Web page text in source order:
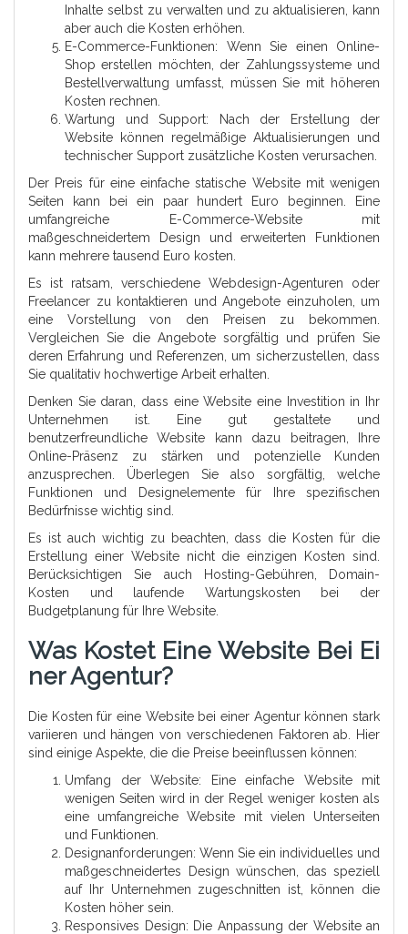
Inhalte selbst zu verwalten und zu aktualisieren, kann
aber auch die Kosten erhöhen.
E-Commerce-Funktionen: Wenn Sie einen Online-
Shop erstellen möchten, der Zahlungssysteme und
Bestellverwaltung umfasst, müssen Sie mit höheren
Kosten rechnen.
Wartung und Support: Nach der Erstellung der
Website können regelmäßige Aktualisierungen und
technischer Support zusätzliche Kosten verursachen.
Der Preis für eine einfache statische Website mit wenigen
Seiten kann bei ein paar hundert Euro beginnen. Eine
umfangreiche E-Commerce-Website mit
maßgeschneidertem Design und erweiterten Funktionen
kann mehrere tausend Euro kosten.
Es ist ratsam, verschiedene Webdesign-Agenturen oder
Freelancer zu kontaktieren und Angebote einzuholen, um
eine Vorstellung von den Preisen zu bekommen.
Vergleichen Sie die Angebote sorgfältig und prüfen Sie
deren Erfahrung und Referenzen, um sicherzustellen, dass
Sie qualitativ hochwertige Arbeit erhalten.
Denken Sie daran, dass eine Website eine Investition in Ihr
Unternehmen ist. Eine gut gestaltete und
benutzerfreundliche Website kann dazu beitragen, Ihre
Online-Präsenz zu stärken und potenzielle Kunden
anzusprechen. Überlegen Sie also sorgfältig, welche
Funktionen und Designelemente für Ihre spezifischen
Bedürfnisse wichtig sind.
Es ist auch wichtig zu beachten, dass die Kosten für die
Erstellung einer Website nicht die einzigen Kosten sind.
Berücksichtigen Sie auch Hosting-Gebühren, Domain-
Kosten und laufende Wartungskosten bei der
Budgetplanung für Ihre Website.
Was Kostet Eine Website Bei Ei
Ner Agentur?
Die Kosten für eine Website bei einer Agentur können stark
variieren und hängen von verschiedenen Faktoren ab. Hier
sind einige Aspekte, die die Preise beeinflussen können:
Umfang der Website: Eine einfache Website mit
wenigen Seiten wird in der Regel weniger kosten als
eine umfangreiche Website mit vielen Unterseiten
und Funktionen.
Designanforderungen: Wenn Sie ein individuelles und
maßgeschneidertes Design wünschen, das speziell
auf Ihr Unternehmen zugeschnitten ist, können die
Kosten höher sein.
Responsives Design: Die Anpassung der Website an